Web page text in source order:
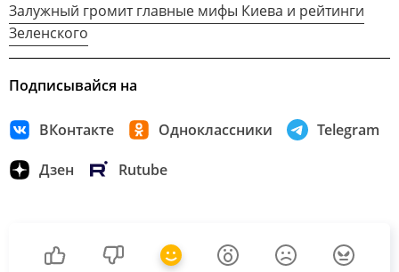
Залужный громит главные мифы Киева и рейтинги
Зеленского
Подписывайся на
ВКонтакте Одноклассники Telegram
Дзен Rutube